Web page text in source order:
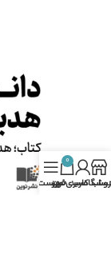
کاربری من
0
سبد خریدفهرست